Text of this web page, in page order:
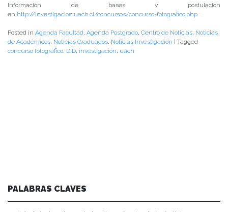
Información de bases y postulación
en http://investigacion.uach.cl/concursos/concurso-fotografico.php
Posted in Agenda Facultad Agenda Postgrado Centro de Noticias Noticias
de Académicos Noticias Graduados Noticias Investigación | Tagged
concurso fotográfico DID investigación uach
PALABRAS CLAVES